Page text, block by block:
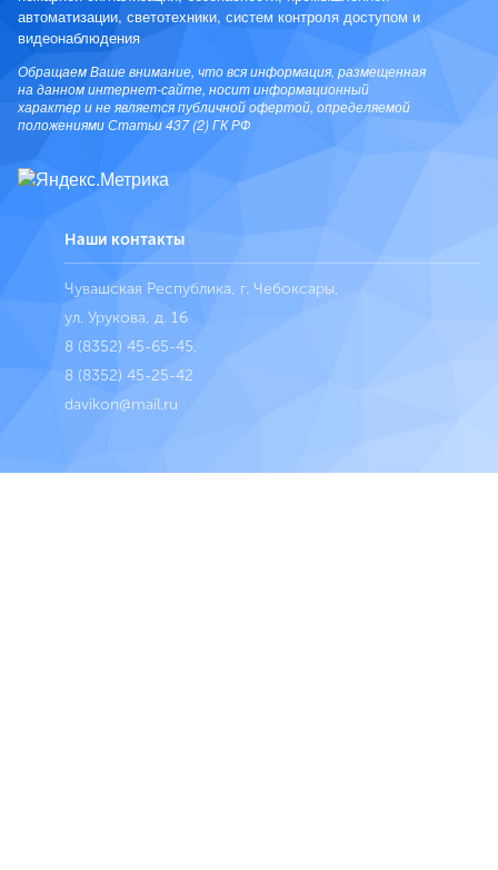
автоматизации, светотехники, систем контроля доступом и
видеонаблюдения
Обращаем Ваше внимание, что вся информация, размещенная
на данном интернет-сайте, носит информационный
характер и не является публичной офертой, определяемой
положениями Статьи 437 (2) ГК РФ
Наши контакты
Чувашская Республика, г. Чебоксары,
ул. Урукова, д. 16
8 (8352) 45-65-45,
8 (8352) 45-25-42
davikon@mail.ru